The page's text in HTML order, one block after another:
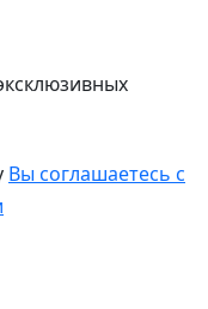
Вы соглашаетесь с